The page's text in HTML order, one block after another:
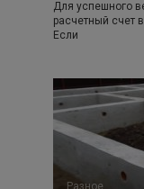
Для успешного
расчетный счет
Если
Разное